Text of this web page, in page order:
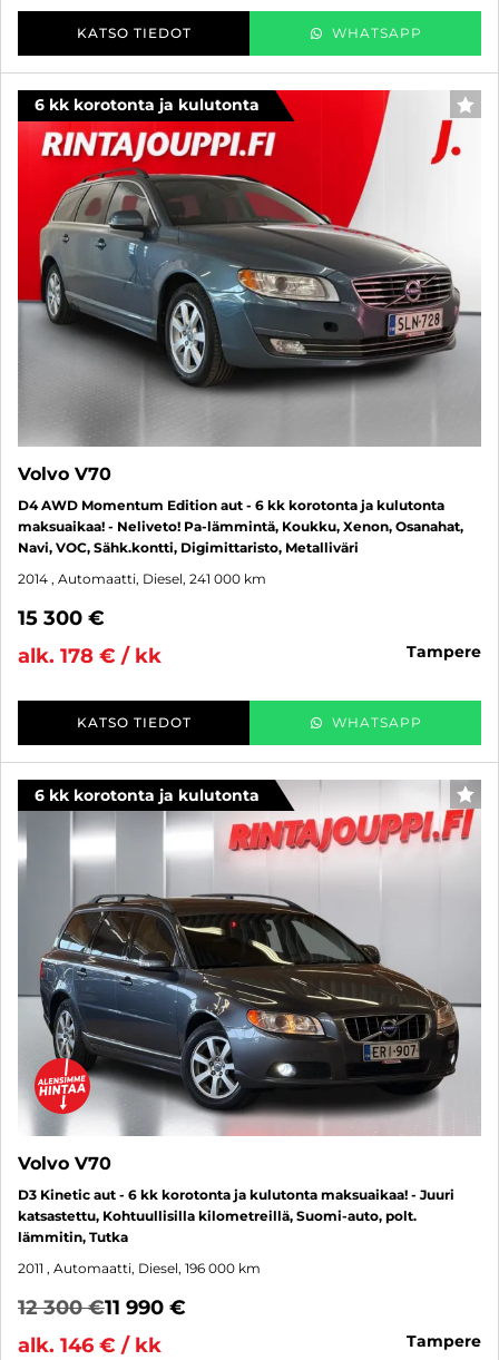
KATSO TIEDOT WHATSAPP
6 kk korotonta ja kulutonta
Volvo V70
D4 AWD Momentum Edition aut - 6 kk korotonta ja kulutonta
maksuaikaa! - Neliveto! Pa-lämmintä, Koukku, Xenon, Osanahat,
Navi, VOC, Sähk.kontti, Digimittaristo, Metalliväri
2014 , Automaatti, Diesel, 241 000 km
15 300 €
alk. 178 € / kk
tampere
KATSO TIEDOT WHATSAPP
6 kk korotonta ja kulutonta
Volvo V70
D3 Kinetic aut - 6 kk korotonta ja kulutonta maksuaikaa! - Juuri
katsastettu, Kohtuullisilla kilometreillä, Suomi-auto, polt.
lämmitin, Tutka
2011 , Automaatti, Diesel, 196 000 km
12 300 €11 990 €
alk. 146 € / kk
tampere